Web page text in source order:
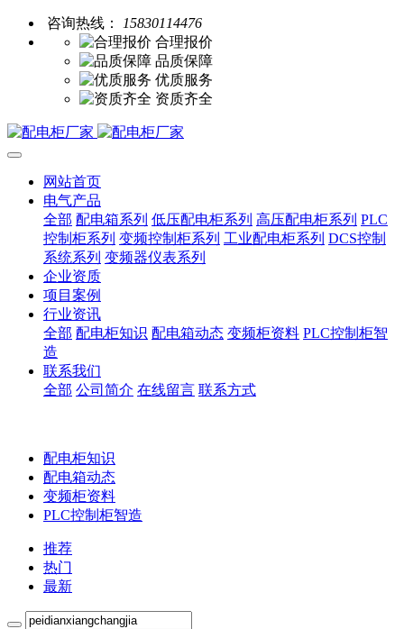
咨询热线：
15830114476
合理报价
品质保障
优质服务
资质齐全
网站首页
电气产品
全部 配电箱系列 低压配电柜系列 高压配电柜系列 PLC
控制柜系列 变频控制柜系列 工业配电柜系列 DCS控制
系统系列 变频器仪表系列
企业资质
项目案例
行业资讯
全部 配电柜知识 配电箱动态 变频柜资料 PLC控制柜智
造
联系我们
全部 公司简介 在线留言 联系方式
配电柜知识
配电箱动态
变频柜资料
PLC控制柜智造
推荐
热门
最新